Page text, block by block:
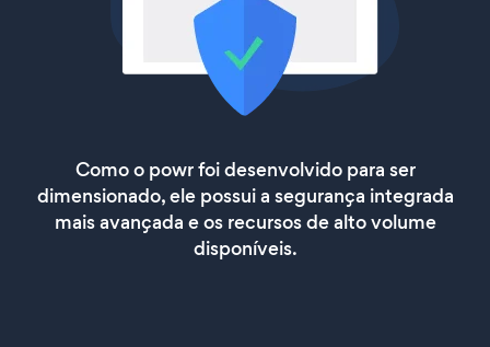
Como o powr foi desenvolvido para ser
dimensionado, ele possui a segurança integrada
mais avançada e os recursos de alto volume
disponíveis.